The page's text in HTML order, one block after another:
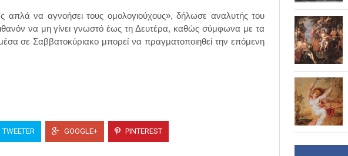
να αγνοήσει τους ομολογιούχους», δήλωσε αναλυτής του
να μη γίνει γνωστό έως τη Δευτέρα, καθώς σύμφωνα με τα
σε Σαββατοκύριακο μπορεί να πραγματοποιηθεί την επόμενη
TWEETER GOOGLE+ PINTEREST